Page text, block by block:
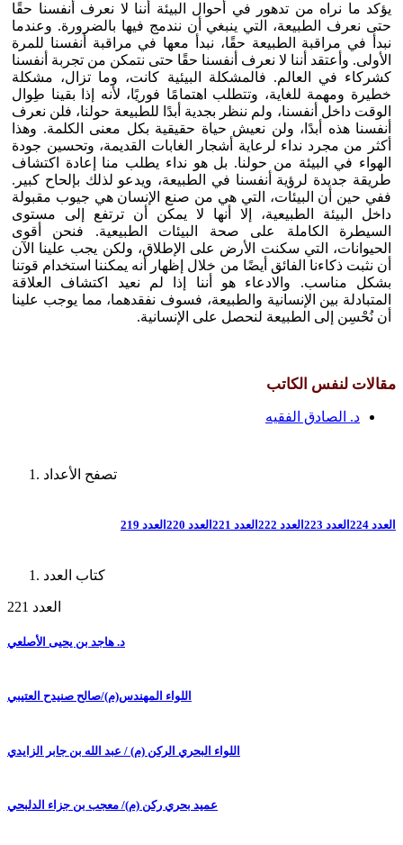
يؤكد ما نراه من تدهور في أحوال البيئة أننا لا نعرف أنفسنا حقًا
حتى نعرف الطبيعة، التي ينبغي أن نندمج فيها بالضرورة. وعندما
نبدأ في مراقبة الطبيعة حقًا، نبدأ معها في مراقبة أنفسنا للمرة
الأولى. وأعتقد أننا لا نعرف أنفسنا حقًا حتى نتمكن من تجربة أنفسنا
كشركاء في العالم. فالمشكلة البيئية كانت، وما تزال، مشكلة
خطيرة ومهمة للغاية، وتتطلب اهتمامًا فوريًا، لأنه إذا بقينا طِوال
الوقت داخل أنفسنا، ولم ننظر بجدية أبدًا للطبيعة حولنا، فلن نعرف
أنفسنا هذه أبدًا، ولن نعيش حياة حقيقية بكل معنى الكلمة. وهذا
أكثر من مجرد نداء لرعاية أشجار الغابات القديمة، وتحسين جودة
الهواء في البيئة من حولنا. بل هو نداء يطلب منا إعادة اكتشاف
طريقة جديدة لرؤية أنفسنا في الطبيعة، ويدعو لذلك بإلحاح كبير.
ففي حين أن البيئات، التي هي من صنع الإنسان هي جيوب مقبولة
داخل البيئة الطبيعية، إلا أنها لا يمكن أن ترتفع إلى مستوى
السيطرة الكاملة على صحة البيئات الطبيعية. فنحن أقوى
الحيوانات، التي سكنت الأرض على الإطلاق، ولكن يجب علينا الآن
أن نثبت ذكاءنا الفائق أيضًا من خلال إظهار أنه يمكننا استخدام قوتنا
بشكل مناسب. والادعاء هو أننا إذا لم نعيد اكتشاف العلاقة
المتبادلة بين الإنسانية والطبيعة، فسوف نفقدهما، مما يوجب علينا
أن نُحْسِن إلى الطبيعة لنحصل على الإنسانية.
مقالات لنفس الكاتب
د. الصادق الفقيه
تصفح الأعداد
العدد 224 العدد 223 العدد 222 العدد 221 العدد 220 العدد 219
كتاب العدد
العدد 221
د. هاجد بن يحيى الأصلعي
اللواء المهندس(م)/صالح صنيدح العتيبي
اللواء البحري الركن (م) / عبد الله بن جابر الزايدي
عميد بحري ركن (م)/ معجب بن جزاء الدلبحي